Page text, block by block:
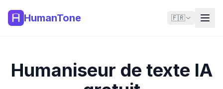
HumanTone 🇫🇷
Humaniseur de texte IA